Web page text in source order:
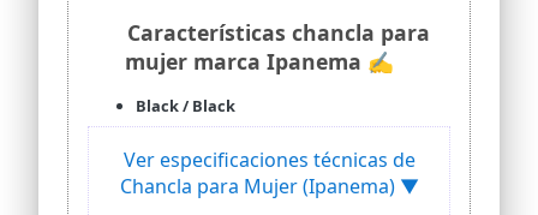
Características chancla para
mujer marca Ipanema ✍
Black / Black
Ver especificaciones técnicas de
Chancla para Mujer (Ipanema) ▼